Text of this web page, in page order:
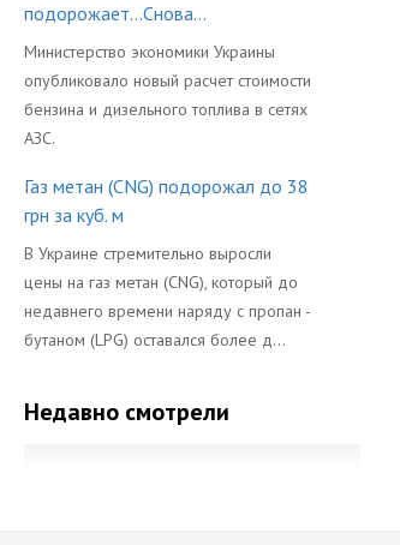
подорожает...Снова...
Министерство экономики Украины
опубликовало новый расчет стоимости
бензина и дизельного топлива в сетях
АЗС.
Газ метан (CNG) подорожал до 38
грн за куб. м
В Украине стремительно выросли
цены на газ метан (CNG), который до
недавнего времени наряду с пропан -
бутаном (LPG) оставался более д...
Недавно смотрели